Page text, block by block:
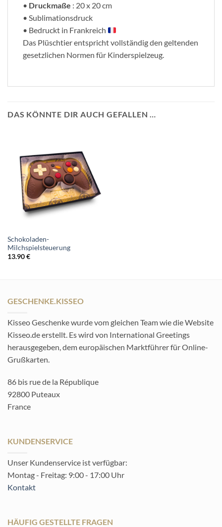
• Druckmaße : 20 x 20 cm
• Sublimationsdruck
• Bedruckt in Frankreich
Das Plüschtier entspricht vollständig den geltenden
gesetzlichen Normen für Kinderspielzeug.
DAS KÖNNTE DIR AUCH GEFALLEN …
Schokoladen-
Milchspielsteuerung
13.90€
GESCHENKE.KISSEO
Kisseo Geschenke wurde vom gleichen Team wie die Website
Kisseo.de erstellt. Es wird von International Greetings
herausgegeben, dem europäischen Marktführer für Online-
Grußkarten.
86 bis rue de la République
92800 Puteaux
France
KUNDENSERVICE
Unser Kundenservice ist verfügbar:
Montag - Freitag: 9:00 - 17:00 Uhr
Kontakt
HÄUFIG GESTELLTE FRAGEN